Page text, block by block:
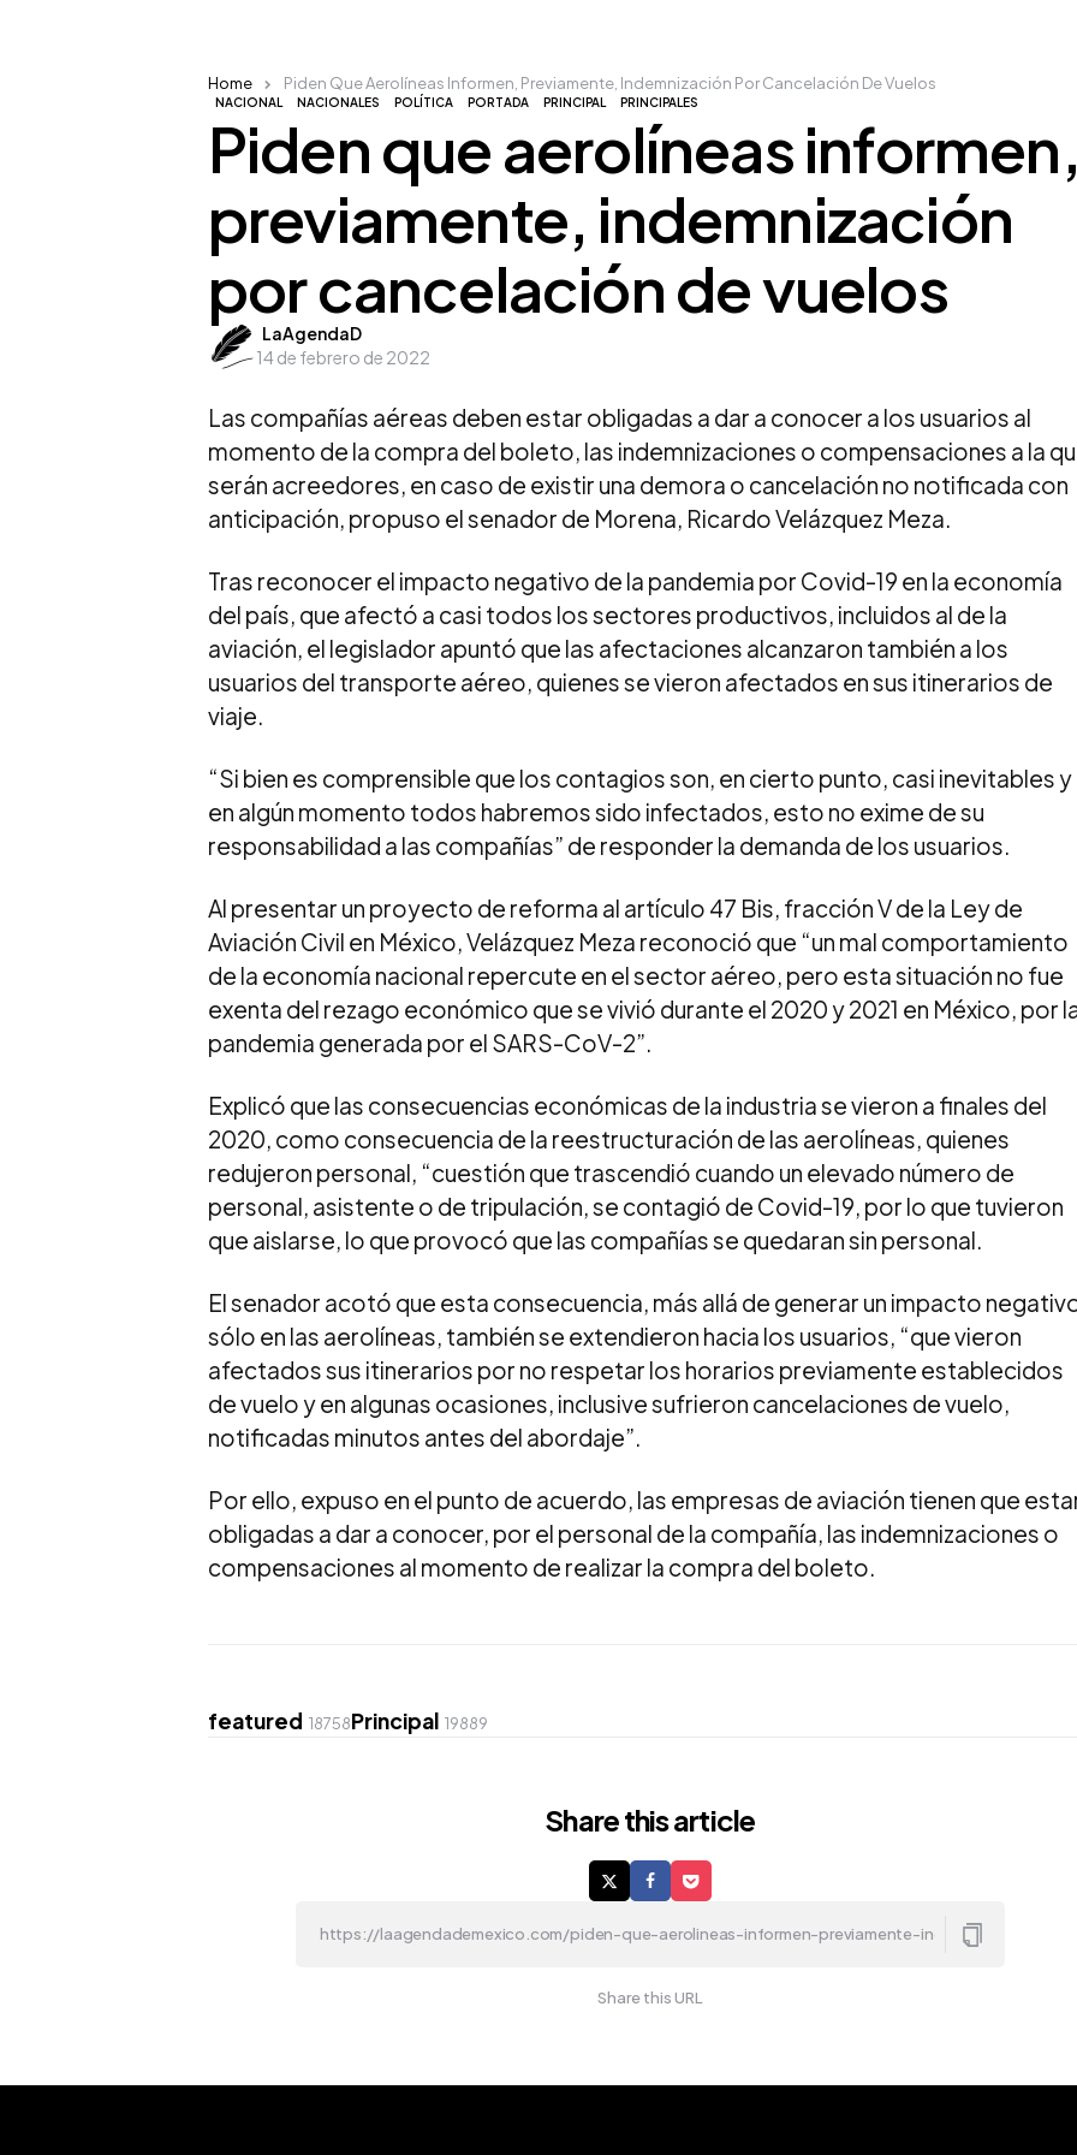
NACIONAL NACIONALES POLÍTICA PORTADA PRINCIPAL PRINCIPALES
Piden que aerolíneas
previamente, indemnización
por cancelación de vuelos
Posted
by
LaAgendaD
14 de febrero de 2022
Home Piden Que Aerolíneas Informen, Previamente, Indemnización Por Cancelación De Vuelos
Las compañías aéreas deben estar obligadas a dar a conocer a los usuarios al
momento de la compra del boleto, las indemnizaciones o compensaciones a la
serán acreedores, en caso de existir una demora o cancelación no notificada con
anticipación, propuso el senador de Morena, Ricardo Velázquez Meza.
Tras reconocer el impacto negativo de la pandemia por Covid-19 en la economía
del país, que afectó a casi todos los sectores productivos, incluidos al de la
aviación, el legislador apuntó que las afectaciones alcanzaron también a los
usuarios del transporte aéreo, quienes se vieron afectados en sus itinerarios de
viaje.
“Si bien es comprensible que los contagios son, en cierto punto, casi inevitables y
en algún momento todos habremos sido infectados, esto no exime de su
responsabilidad a las compañías” de responder la demanda de los usuarios.
Al presentar un proyecto de reforma al artículo 47 Bis, fracción V de la Ley de
Aviación Civil en México, Velázquez Meza reconoció que “un mal comportamiento
de la economía nacional repercute en el sector aéreo, pero esta situación no fue
exenta del rezago económico que se vivió durante el 2020 y 2021 en México, por
pandemia generada por el SARS-CoV-2”.
Explicó que las consecuencias económicas de la industria se vieron a finales del
2020, como consecuencia de la reestructuración de las aerolíneas, quienes
redujeron personal, “cuestión que trascendió cuando un elevado número de
personal, asistente o de tripulación, se contagió de Covid-19, por lo que tuvieron
que aislarse, lo que provocó que las compañías se quedaran sin personal.
El senador acotó que esta consecuencia, más allá de generar un impacto
sólo en las aerolíneas, también se extendieron hacia los usuarios, “que vieron
afectados sus itinerarios por no respetar los horarios previamente establecidos
de vuelo y en algunas ocasiones, inclusive sufrieron cancelaciones de vuelo,
notificadas minutos antes del abordaje”.
Por ello, expuso en el punto de acuerdo, las empresas de aviación tienen que
obligadas a dar a conocer, por el personal de la compañía, las indemnizaciones o
compensaciones al momento de realizar la compra del boleto.
featured 18758Principal 19889
Sharethis article
Share this URL